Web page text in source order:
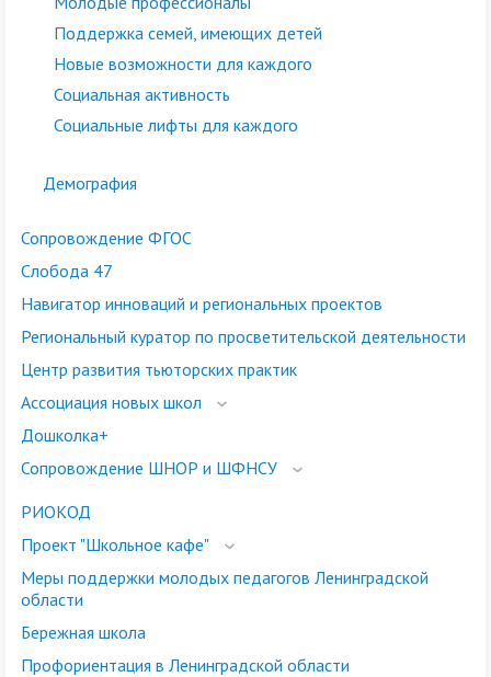
Поддержка семей, имеющих детей
Новые возможности для каждого
Социальная активность
Социальные лифты для каждого
Демография
Сопровождение ФГОС
Слобода 47
Навигатор инноваций и региональных проектов
Региональный куратор по просветительской деятельности
Центр развития тьюторских практик
Ассоциация новых школ
Дошколка+
Сопровождение ШНОР и ШФНСУ
РИОКОД
Проект "Школьное кафе"
Меры поддержки молодых педагогов Ленинградской
области
Бережная школа
Профориентация в Ленинградской области